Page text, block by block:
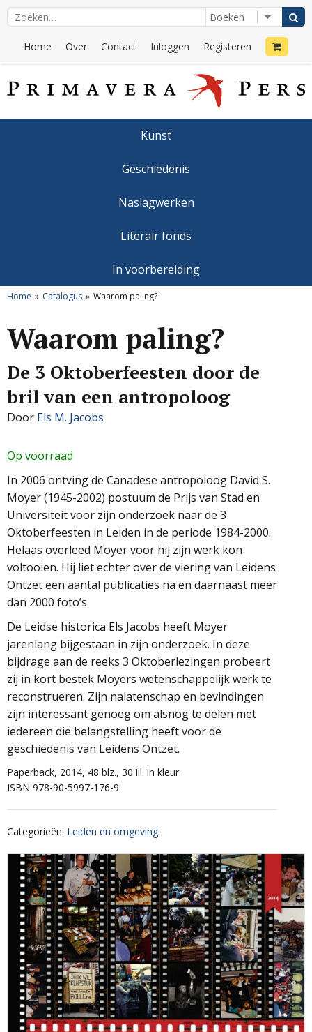
Home Over Contact Inloggen Registeren
Kunst
Geschiedenis
Naslagwerken
Literair fonds
In voorbereiding
Home Catalogus Waarom paling?
Waarom paling?
De 3 Oktoberfeesten door de
bril van een antropoloog
Door Els M. Jacobs
Op voorraad
In 2006 ontving de Canadese antropoloog David S.
Moyer (1945-2002) postuum de Prijs van Stad en
Universiteit voor zijn onderzoek naar de 3
Oktoberfeesten in Leiden in de periode 1984-2000.
Helaas overleed Moyer voor hij zijn werk kon
voltooien. Hij liet echter over de viering van Leidens
Ontzet een aantal publicaties na en daarnaast meer
dan 2000 foto’s.
De Leidse historica Els Jacobs heeft Moyer
jarenlang bijgestaan in zijn onderzoek. In deze
bijdrage aan de reeks 3 Oktoberlezingen probeert
zij in kort bestek Moyers wetenschappelijk werk te
reconstrueren. Zijn nalatenschap en bevindingen
zijn interessant genoeg om alsnog te delen met
iedereen die belangstelling heeft voor de
geschiedenis van Leidens Ontzet.
Paperback, 2014, 48 blz., 30 ill. in kleur
ISBN 978-90-5997-176-9
Categorieën: Leiden en omgeving